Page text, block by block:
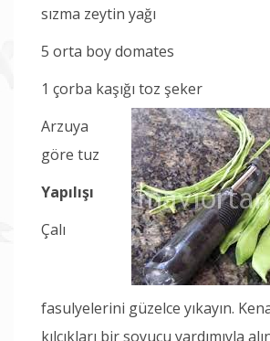
sızma zeytin yağı
5 orta boy domates
1 çorba kaşığı toz şeker
Arzuya
göre tuz
Yapılışı
Çalı
fasulyelerini güzelce yıkayın.
kılçıkları bir soyucu yardımıyla